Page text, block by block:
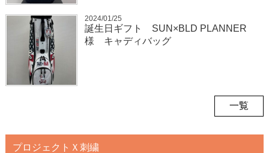
2024/01/25
誕生日ギフト SUN×BLD PLANNER
様 キャディバッグ
一覧
プロジェクトＸ刺繍